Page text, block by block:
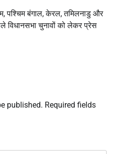
पश्चिम बंगाल, केरल, तमिलनाडु और
विधानसभा चुनावों को लेकर प्रेस
published. Required fields